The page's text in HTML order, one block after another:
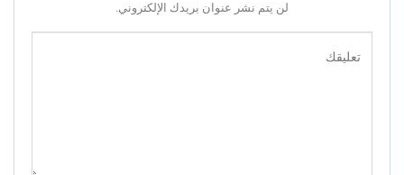
لن يتم نشر عنوان بريدك الإلكتروني.